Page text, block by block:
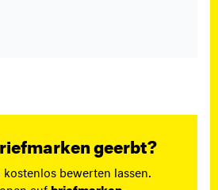
geerbt?
bewerten lassen.